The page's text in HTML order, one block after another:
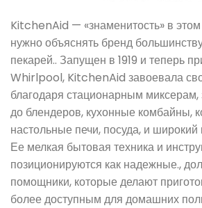
KitchenAid — «знаменитость» в
нужно объяснять бренд
пекарей.. Запущен в 1919 и теперь
Whirlpool, KitchenAid завоевала
благодаря стационарным
до блендеров, кухонные комбайны,
настольные печи, посуда, и
Ее мелкая бытовая техника и
позиционируются как надежные.,
помощники, которые делают
более доступным для домашних